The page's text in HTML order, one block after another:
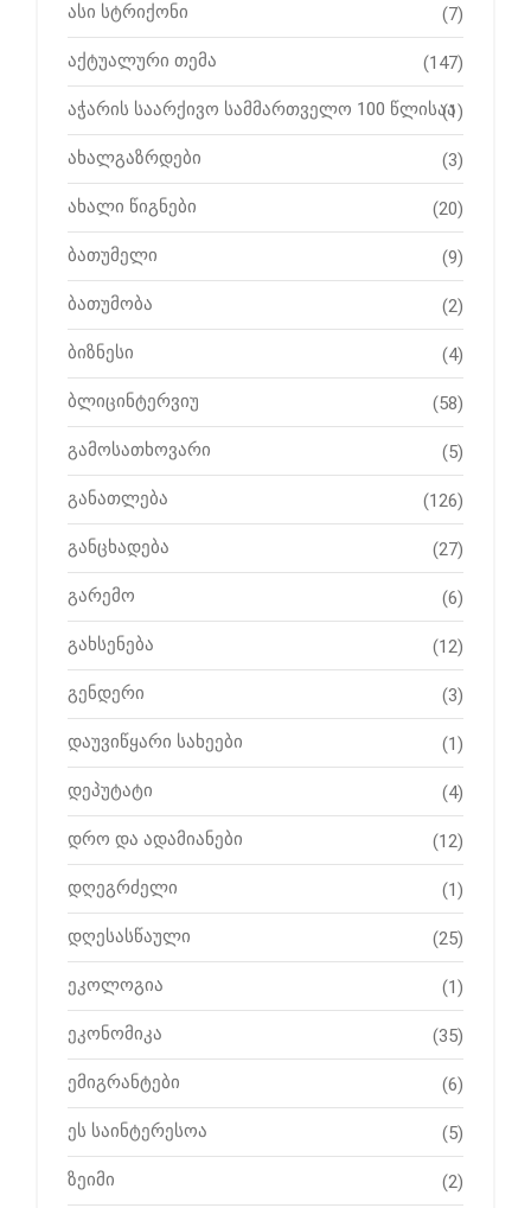
ასი სტრიქონი (7)
აქტუალური თემა (147)
აჭარის საარქივო სამმართველო 100 წლისაა
(1)
ახალგაზრდები (3)
ახალი წიგნები (20)
ბათუმელი (9)
ბათუმობა (2)
ბიზნესი (4)
ბლიცინტერვიუ (58)
გამოსათხოვარი (5)
განათლება (126)
განცხადება (27)
გარემო (6)
გახსენება (12)
გენდერი (3)
დაუვიწყარი სახეები (1)
დეპუტატი (4)
დრო და ადამიანები (12)
დღეგრძელი (1)
დღესასწაული (25)
ეკოლოგია (1)
ეკონომიკა (35)
ემიგრანტები (6)
ეს საინტერესოა (5)
ზეიმი (2)